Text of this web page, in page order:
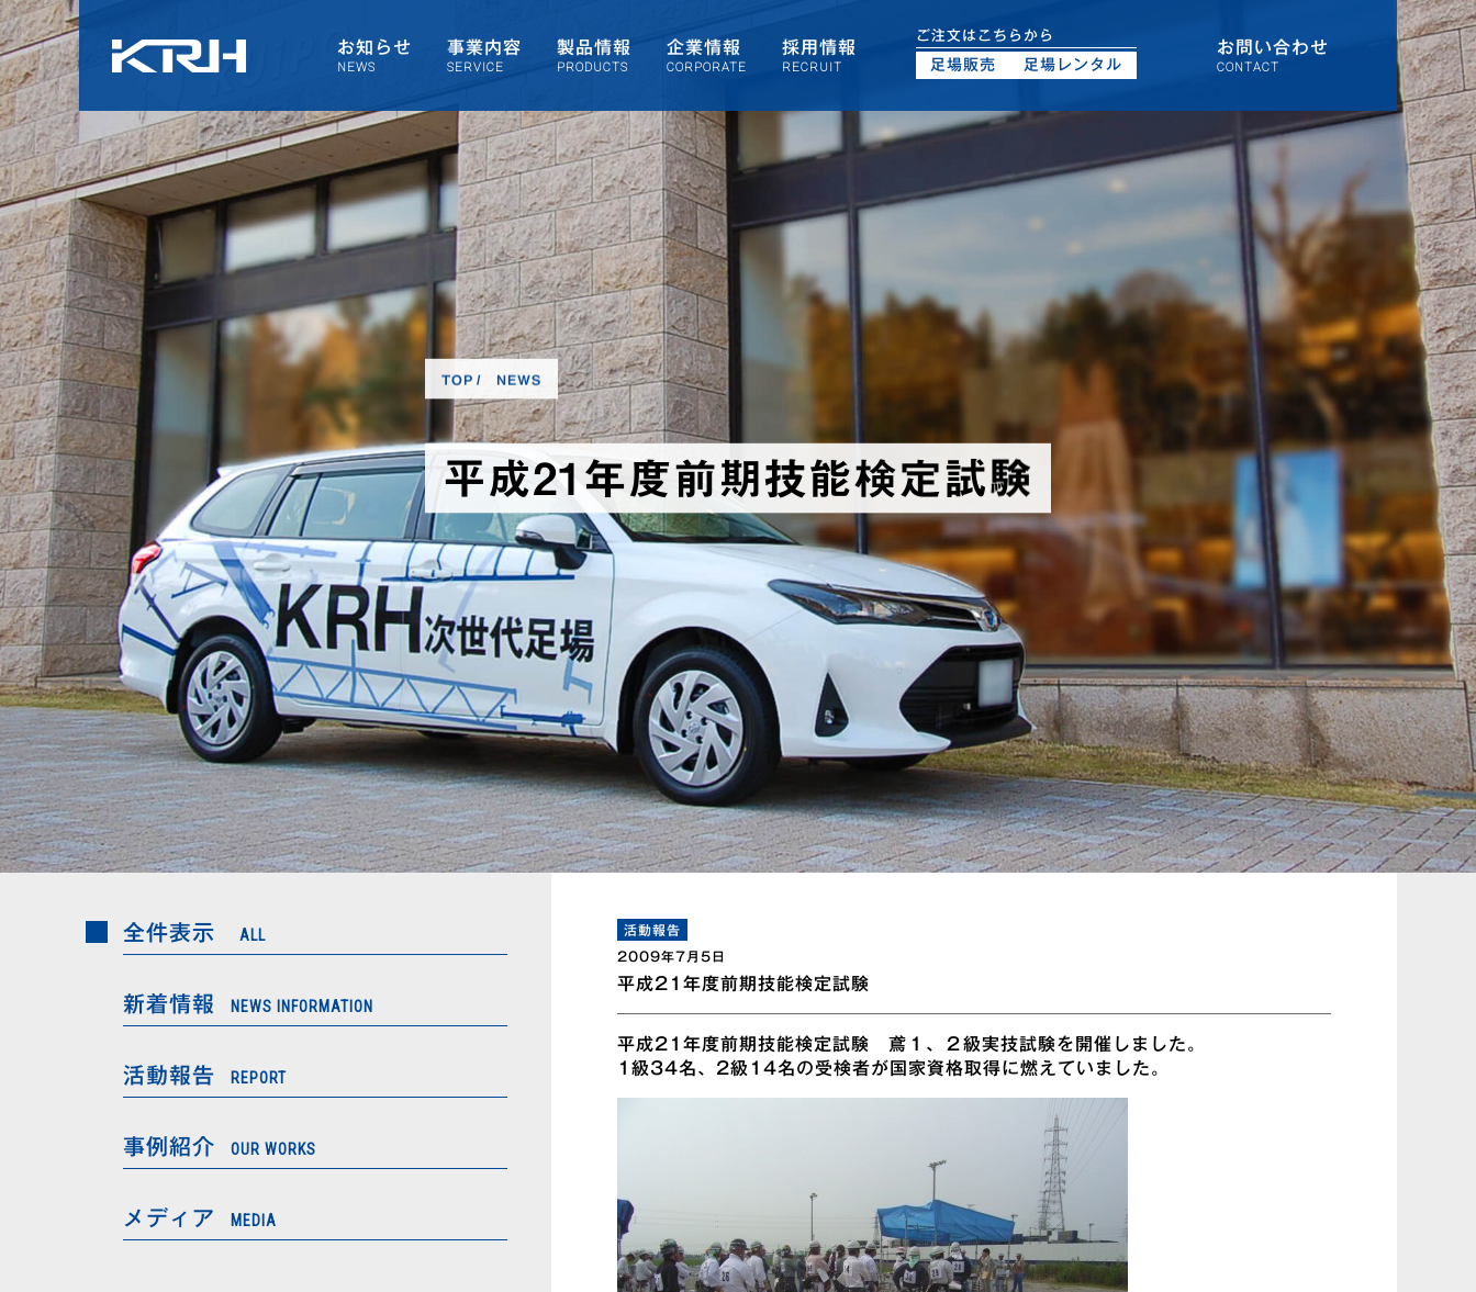
お知らせ
NEWS
事業内容
SERVICE
製品情報
PRODUCTS
企業情報
CORPORATE
採用情報
RECRUIT
ご注文はこちらから
足場販売 足場レンタル
お問い合わせ
CONTACT
TOP NEWS
平成21年度前期技能検定試験
全件表示 ALL
新着情報 NEWS INFORMATION
活動報告 REPORT
事例紹介 OUR WORKS
メディア MEDIA
活動報告
2009年7月5日
平成21年度前期技能検定試験
平成21年度前期技能検定試験 鳶１、２級実技試験を開催しました。
1級34名、2級14名の受検者が国家資格取得に燃えていました。